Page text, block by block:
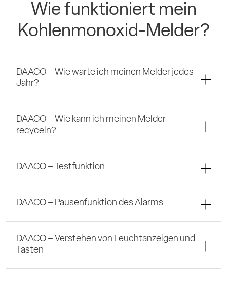
Wie funktioniert mein
Kohlenmonoxid-Melder?
DAACO – Wie warte ich meinen Melder jedes
Jahr?
DAACO – Wie kann ich meinen Melder
recyceln?
DAACO – Testfunktion
DAACO – Pausenfunktion des Alarms
DAACO – Verstehen von Leuchtanzeigen und
Tasten